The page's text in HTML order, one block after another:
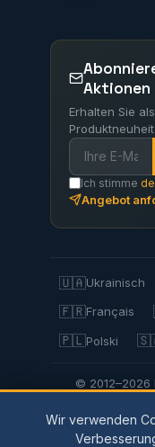
Aktionen
Erhalten Sie
Ich stimme
Angebot
🇺🇦Ukrainisch
🇫🇷Français
🇵🇱Polski
© 2012–2026
Wir verwenden